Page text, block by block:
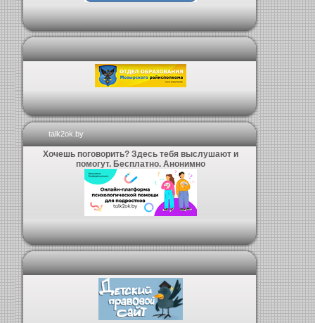
talk2ok.by
Хочешь поговорить? Здесь тебя выслушают и
помогут. Бесплатно. Анонимно